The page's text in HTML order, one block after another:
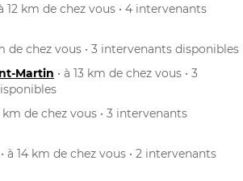
12 km de chez vous • 4 intervenants
de chez vous • 3 intervenants disponibles
Martin • à 13 km de chez vous • 3
km de chez vous • 3 intervenants
• à 14 km de chez vous • 2 intervenants